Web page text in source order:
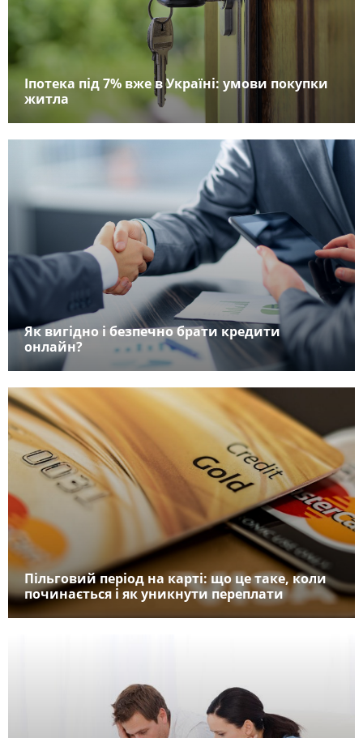
Іпотека під 7% вже в Україні: умови покупки
житла
Як вигідно і безпечно брати кредити
онлайн?
Пільговий період на карті: що це таке, коли
починається і як уникнути переплати